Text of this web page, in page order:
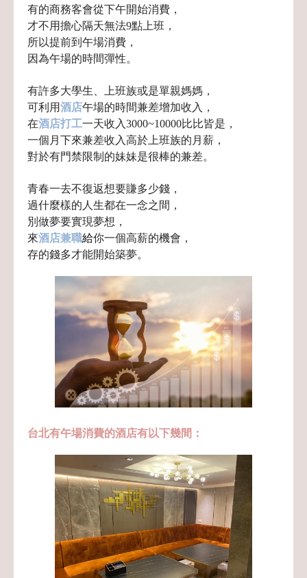
有的商務客會從下午開始消費，
才不用擔心隔天無法9點上班，
所以提前到午場消費，
因為午場的時間彈性。
有許多大學生、上班族或是單親媽媽，
可利用酒店午場的時間兼差增加收入，
在酒店打工一天收入3000~10000比比皆是，
一個月下來兼差收入高於上班族的月薪，
對於有門禁限制的妹妹是很棒的兼差。
青春一去不復返想要賺多少錢，
過什麼樣的人生都在一念之間，
別做夢要實現夢想，
來酒店兼職給你一個高薪的機會，
存的錢多才能開始築夢。
台北有午場消費的酒店有以下幾間：